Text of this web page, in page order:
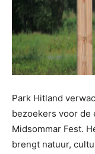
Park Hitland
bezoekers voor de
Midsommar Fest.
brengt natuur,